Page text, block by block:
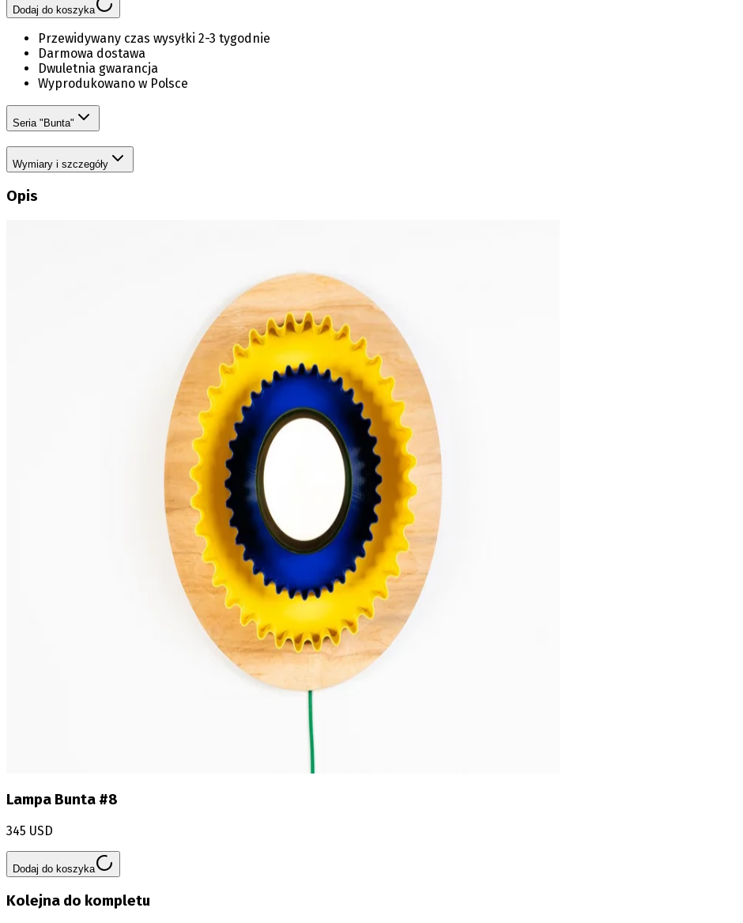
Dodaj do koszyka
Przewidywany czas wysyłki 2-3 tygodnie
Darmowa dostawa
Dwuletnia gwarancja
Wyprodukowano w Polsce
Seria "Bunta"
Wymiary i szczegóły
Opis
Lampa Bunta #8
345 USD
Dodaj do koszyka
Kolejna do kompletu